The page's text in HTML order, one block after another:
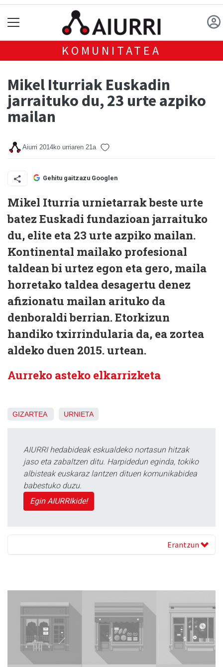
KOMUNITATEA
Mikel Iturriak Euskadin
jarraituko du, 23 urte azpiko
mailan
Aiurri 2014ko urriaren 21a
Gehitu gaitzazu Googlen
Mikel Iturria urnietarrak beste urte
batez Euskadi fundazioan jarraituko
du, elite eta 23 urte azpiko mailan.
Kontinental mailako profesional
taldean bi urtez egon eta gero, maila
horretako taldea desagertu denez
afizionatu mailan arituko da
denboraldi berrian. Etorkizun
handiko txirrindularia da, ea zortea
aldeko duen 2015. urtean.
Aurreko asteko elkarrizketa
GIZARTEA URNIETA
AIURRI hedabideak eskualdeko nortasun hitzak
jaso eta zabaltzen ditu. Harpidedun eginda, tokiko
albisteak euskaraz lantzen dituen komunikabidea
babestuko duzu.
Egin AIURRIkide!
Erantzun